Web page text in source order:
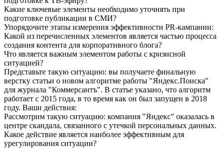
Какие ключевые элементы необходимо уточнять при
подготовке публикации в СМИ?
Упорядочите этапы измерения эффективности PR-кампании:
Какой из перечисленных элементов является частью процесса
создания контента для корпоративного блога?
Что является важным элементом работы с кризисной
ситуацией?
Представьте такую ситуацию: вы получаете финальную
верстку статьи о новом алгоритме работы "Яндекс.Поиска"
для журнала "Коммерсантъ". В статье указано, что алгоритм
работает с 2015 года, в то время как он был запущен в 2018
году. Ваши действия:
Рассмотрим такую ситуацию: компания "Яндекс" оказалась в
центре скандала, связанного с утечкой персональных данных.
Какое действие является наиболее эффективным для
урегулирования ситуации?